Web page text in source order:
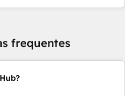
frequentes